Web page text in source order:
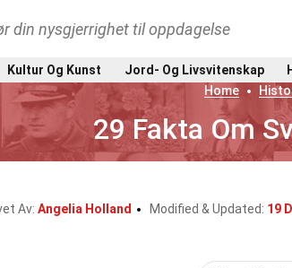
din nysgjerrighet til oppdagelse
Kultur Og Kunst Jord- Og Livsvitenskap
Home
29 Fakta Om
Av: Angelia Holland Modified & Updated: 19